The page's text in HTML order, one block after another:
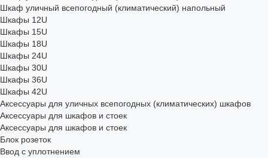
Шкаф уличный всепогодный (климатический) напольный
Шкафы 12U
Шкафы 15U
Шкафы 18U
Шкафы 24U
Шкафы 30U
Шкафы 36U
Шкафы 42U
Аксессуары для уличных всепогодных (климатических) шкафов
Аксессуары для шкафов и стоек
Аксессуары для шкафов и стоек
Блок розеток
Ввод с уплотнением